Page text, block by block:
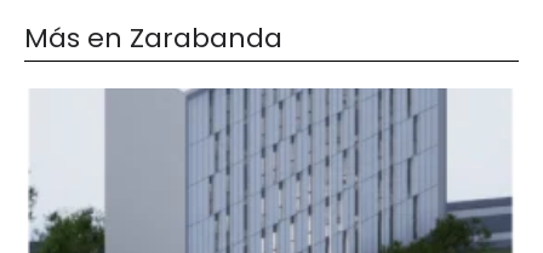
Más en Zarabanda